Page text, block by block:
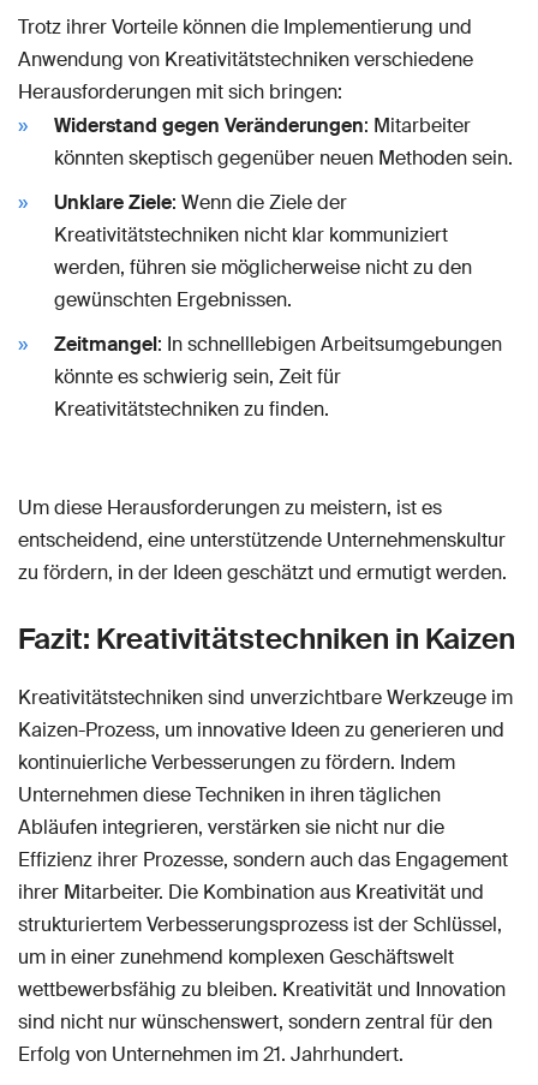
Trotz ihrer Vorteile können die Implementierung und
Anwendung von Kreativitätstechniken verschiedene
Herausforderungen mit sich bringen:
Widerstand gegen Veränderungen: Mitarbeiter
könnten skeptisch gegenüber neuen Methoden sein.
Unklare Ziele: Wenn die Ziele der
Kreativitätstechniken nicht klar kommuniziert
werden, führen sie möglicherweise nicht zu den
gewünschten Ergebnissen.
Zeitmangel: In schnelllebigen Arbeitsumgebungen
könnte es schwierig sein, Zeit für
Kreativitätstechniken zu finden.
Um diese Herausforderungen zu meistern, ist es
entscheidend, eine unterstützende Unternehmenskultur
zu fördern, in der Ideen geschätzt und ermutigt werden.
Fazit: Kreativitätstechniken in Kaizen
Kreativitätstechniken sind unverzichtbare Werkzeuge im
Kaizen-Prozess, um innovative Ideen zu generieren und
kontinuierliche Verbesserungen zu fördern. Indem
Unternehmen diese Techniken in ihren täglichen
Abläufen integrieren, verstärken sie nicht nur die
Effizienz ihrer Prozesse, sondern auch das Engagement
ihrer Mitarbeiter. Die Kombination aus Kreativität und
strukturiertem Verbesserungsprozess ist der Schlüssel,
um in einer zunehmend komplexen Geschäftswelt
wettbewerbsfähig zu bleiben. Kreativität und Innovation
sind nicht nur wünschenswert, sondern zentral für den
Erfolg von Unternehmen im 21. Jahrhundert.